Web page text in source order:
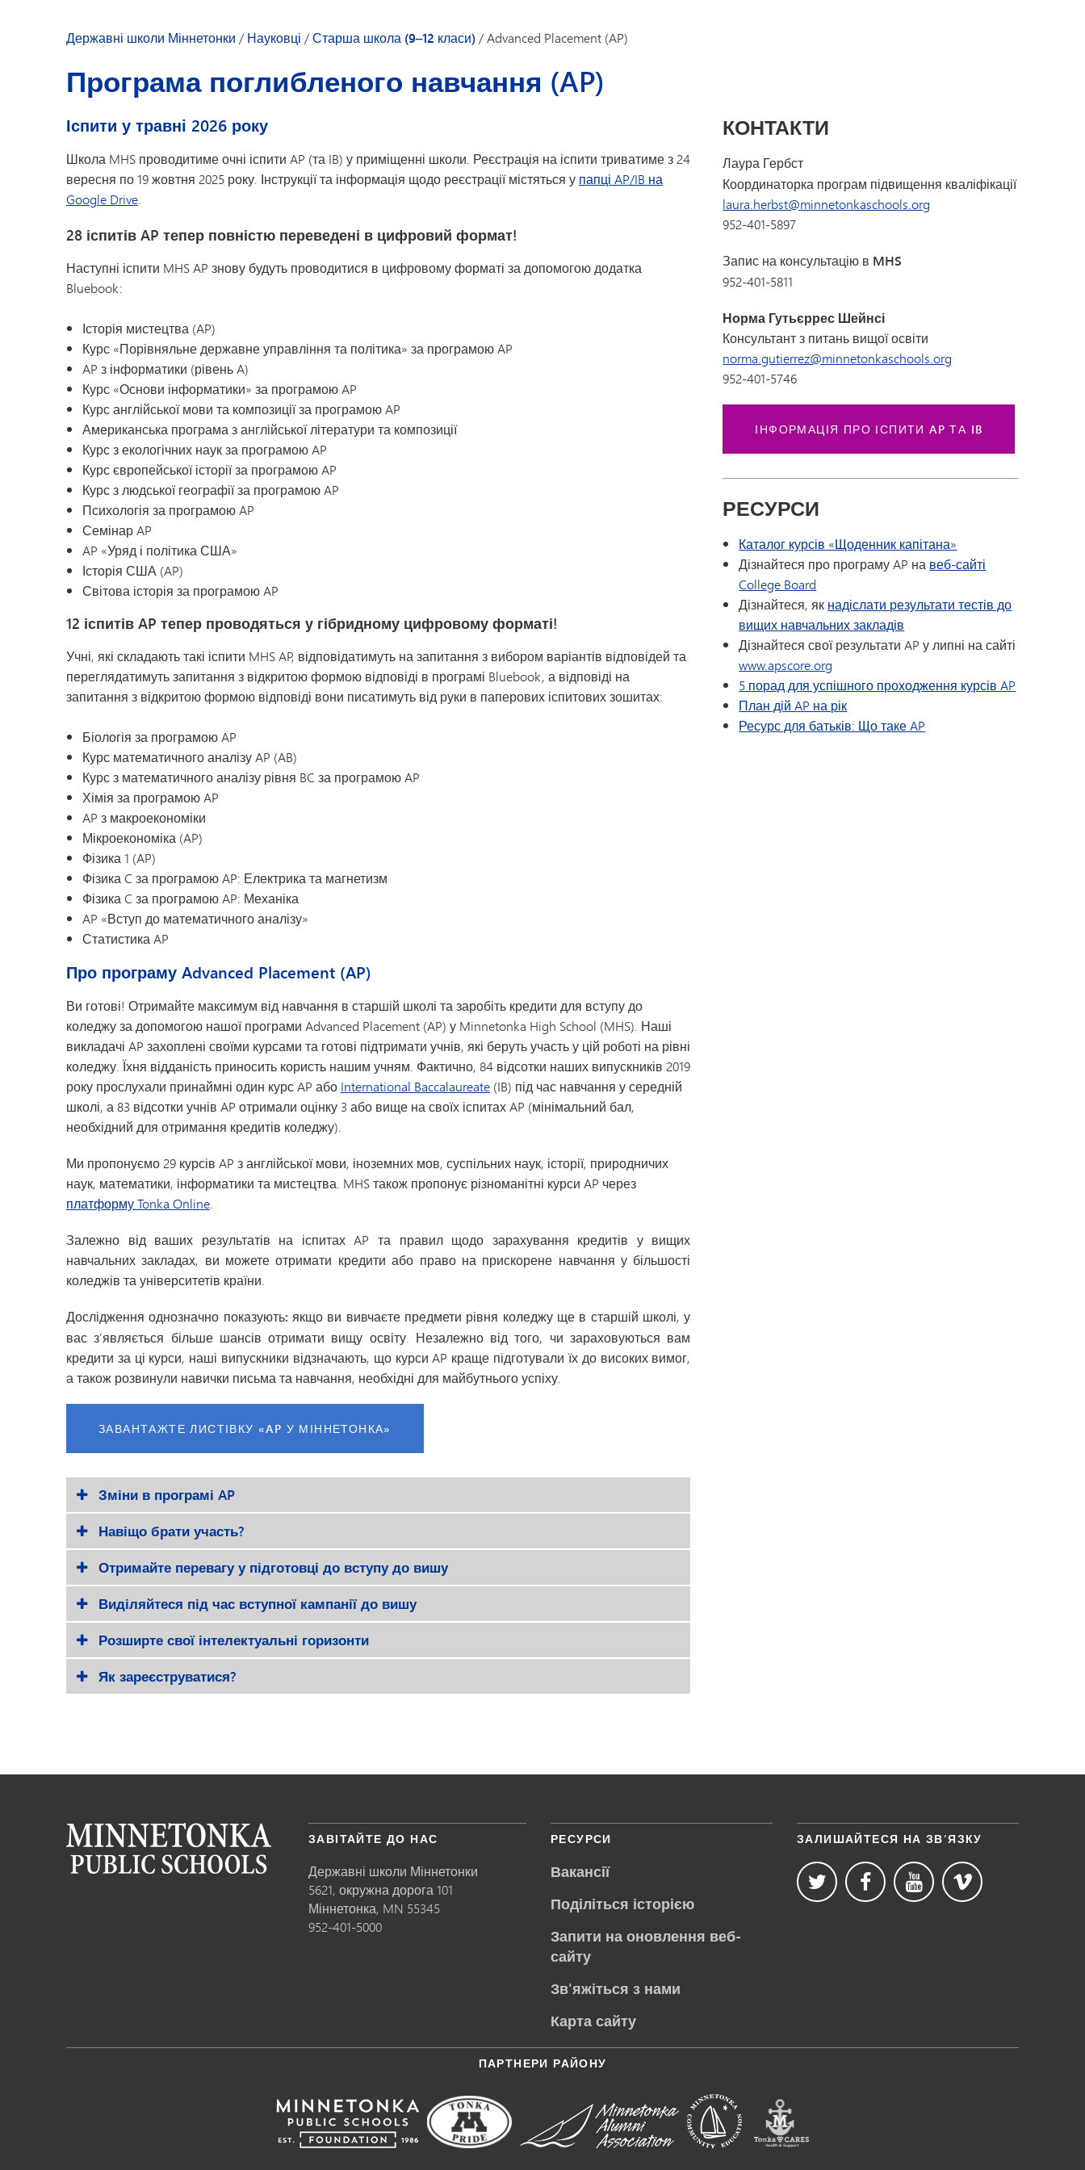
Державні школи Міннетонки / Науковці /Старша школа (9–12 класи)/Advanced Placement (AP)
Програма поглибленого навчання (AP)
Іспити у травні 2026 року
Школа MHS проводитиме очні іспити AP (та IB) у приміщенні школи. Реєстрація на іспити триватиме з 24
вересня по 19 жовтня 2025 року. Інструкції та інформація щодо реєстрації містяться у папці AP/IB на
Google Drive.
28 іспитів AP тепер повністю переведені в цифровий формат!
Наступні іспити MHS AP знову будуть проводитися в цифровому форматі за допомогою додатка
Bluebook:
Історія мистецтва (AP)
Курс «Порівняльне державне управління та політика» за програмою AP
AP з інформатики (рівень A)
Курс «Основи інформатики» за програмою AP
Курс англійської мови та композиції за програмою AP
Американська програма з англійської літератури та композиції
Курс з екологічних наук за програмою AP
Курс європейської історії за програмою AP
Курс з людської географії за програмою AP
Психологія за програмою AP
Семінар AP
AP «Уряд і політика США»
Історія США (AP)
Світова історія за програмою AP
12 іспитів AP тепер проводяться у гібридному цифровому форматі!
Учні, які складають такі іспити MHS AP, відповідатимуть на запитання з вибором варіантів відповідей та
переглядатимуть запитання з відкритою формою відповіді в програмі Bluebook, а відповіді на
запитання з відкритою формою відповіді вони писатимуть від руки в паперових іспитових зошитах:
Біологія за програмою AP
Курс математичного аналізу AP (AB)
Курс з математичного аналізу рівня BC за програмою AP
Хімія за програмою AP
AP з макроекономіки
Мікроекономіка (AP)
Фізика 1 (AP)
Фізика C за програмою AP: Електрика та магнетизм
Фізика C за програмою AP: Механіка
AP «Вступ до математичного аналізу»
Статистика AP
Про програму Advanced Placement (AP)
Ви готові! Отримайте максимум від навчання в старшій школі та заробіть кредити для вступу до
коледжу за допомогою нашої програми Advanced Placement (AP) у Minnetonka High School (MHS). Наші
викладачі AP захоплені своїми курсами та готові підтримати учнів, які беруть участь у цій роботі на рівні
коледжу. Їхня відданість приносить користь нашим учням. Фактично, 84 відсотки наших випускників 2019
року прослухали принаймні один курс AP або International Baccalaureate (IB) під час навчання у середній
школі, а 83 відсотки учнів AP отримали оцінку 3 або вище на своїх іспитах AP (мінімальний бал,
необхідний для отримання кредитів коледжу).
Ми пропонуємо 29 курсів AP з англійської мови, іноземних мов, суспільних наук, історії, природничих
наук, математики, інформатики та мистецтва. MHS також пропонує різноманітні курси AP через
платформу Tonka Online.
Залежно від ваших результатів на іспитах AP та правил щодо зарахування кредитів у вищих
навчальних закладах, ви можете отримати кредити або право на прискорене навчання у більшості
коледжів та університетів країни.
Дослідження однозначно показують: якщо ви вивчаєте предмети рівня коледжу ще в старшій школі, у
вас з’являється більше шансів отримати вищу освіту. Незалежно від того, чи зараховуються вам
кредити за ці курси, наші випускники відзначають, що курси AP краще підготували їх до високих вимог,
а також розвинули навички письма та навчання, необхідні для майбутнього успіху.
ЗАВАНТАЖТЕ ЛИСТІВКУ «AP У МІННЕТОНКА»
Зміни в програмі AP
Навіщо брати участь?
Отримайте перевагу у підготовці до вступу до вишу
Виділяйтеся під час вступної кампанії до вишу
Розширте свої інтелектуальні горизонти
Як зареєструватися?
КОНТАКТИ
Лаура Гербст
Координаторка програм підвищення кваліфікації
laura.herbst@minnetonkaschools.org
952-401-5897
Запис на консультацію в MHS
952-401-5811
Норма Гутьєррес Шейнсі
Консультант з питань вищої освіти
norma.gutierrez@minnetonkaschools.org
952-401-5746
ІНФОРМАЦІЯ ПРО ІСПИТИ AP ТА IB
РЕСУРСИ
Каталог курсів «Щоденник капітана»
Дізнайтеся про програму AP на веб-сайті
College Board
Дізнайтеся, як надіслати результати тестів до
вищих навчальних закладів
Дізнайтеся свої результати AP у липні на сайті
www.apscore.org
5 порад для успішного проходження курсів AP
План дій AP на рік
Ресурс для батьків: Що таке AP
ЗАВІТАЙТЕ ДО НАС
Державні школи Міннетонки
5621, окружна дорога 101
Міннетонка, MN 55345
952-401-5000
РЕСУРСИ
Вакансії
Поділіться історією
Запити на оновлення веб-
сайту
Зв'яжіться з нами
Карта сайту
ЗАЛИШАЙТЕСЯ НА ЗВ’ЯЗКУ
ПАРТНЕРИ РАЙОНУ